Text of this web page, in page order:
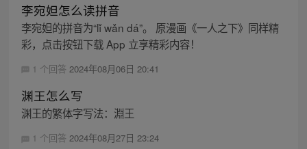
李宛妲怎么读拼音
李宛妲的拼音为“lǐ wǎn dá”。 原漫画《一人之下》同样精
彩，点击按钮下载 App 立享精彩内容！
1 个回答 2024年08月06日 20:41
渊王怎么写
渊王的繁体字写法：淵王
1 个回答 2024年08月27日 23:24